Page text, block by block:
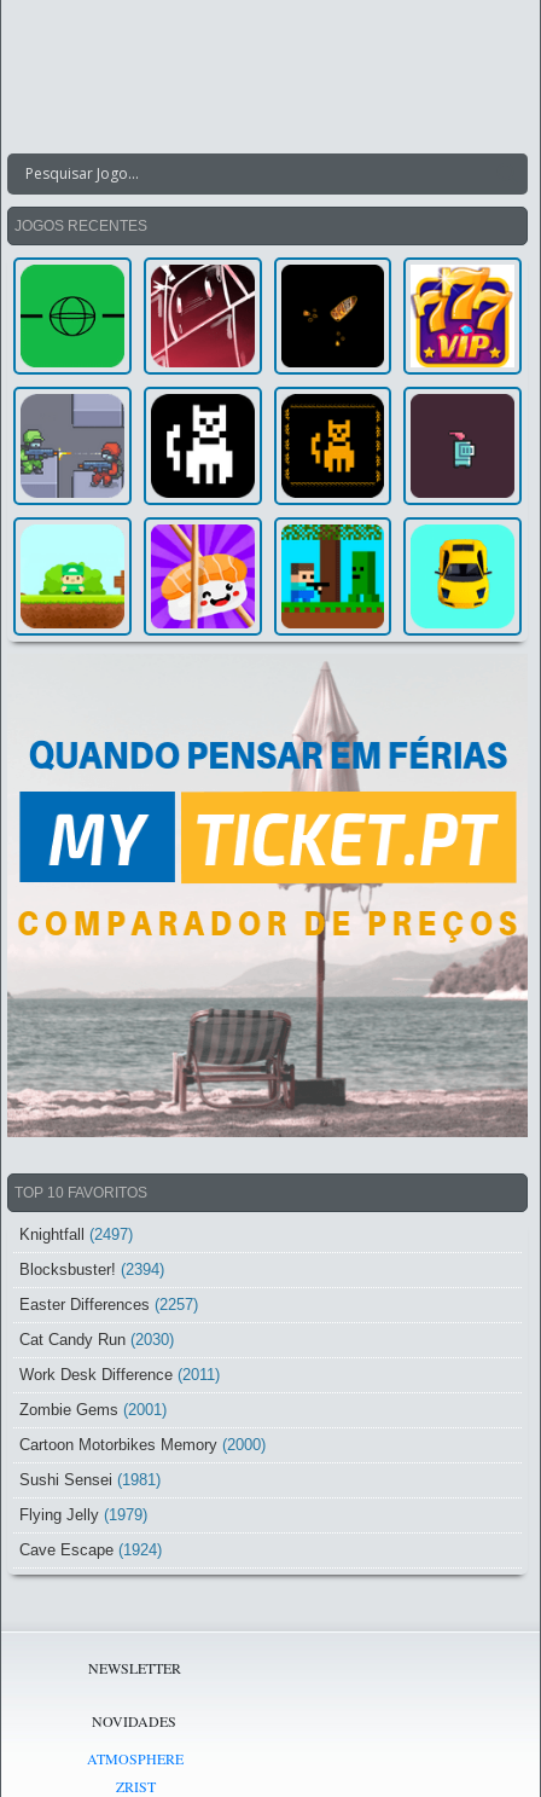
JOGOS RECENTES
TOP 10 FAVORITOS
Knightfall
(2497)
Blocksbuster! (2394)
Easter Differences (2257)
Cat Candy Run (2030)
Work Desk Difference (2011)
Zombie Gems (2001)
Cartoon Motorbikes Memory (2000)
Sushi Sensei (1981)
Flying Jelly (1979)
Cave Escape (1924)
NEWSLETTER
NOVIDADES
ATMOSPHERE
ZRIST